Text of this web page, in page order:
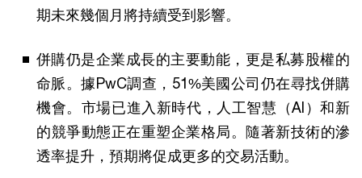
期未來幾個月將持續受到影響。
併購仍是企業成長的主要動能，更是私募股權的
命脈。據PwC調查，51%美國公司仍在尋找併購
機會。市場已進入新時代，人工智慧（AI）和新
的競爭動態正在重塑企業格局。隨著新技術的滲
透率提升，預期將促成更多的交易活動。